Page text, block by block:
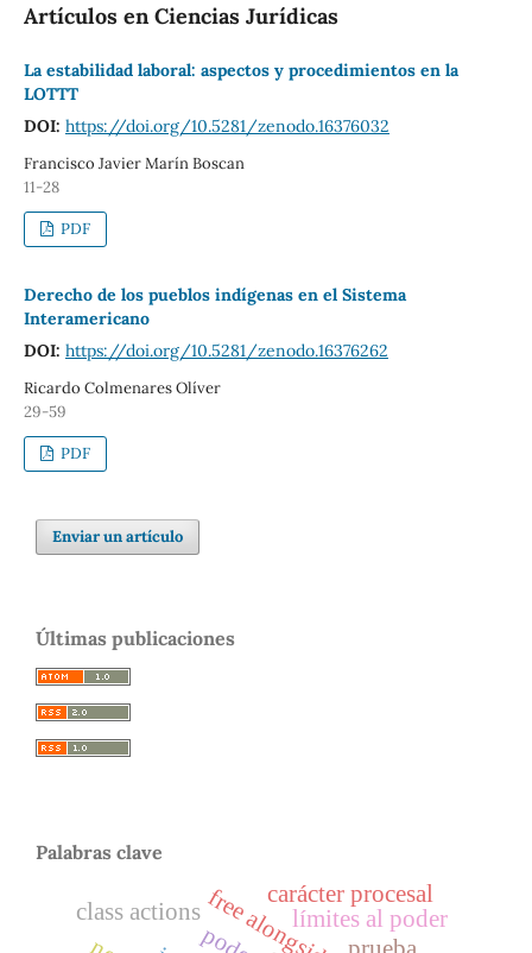
Artículos en Ciencias Jurídicas
La estabilidad laboral: aspectos y procedimientos en la
LOTTT
DOI: https://doi.org/10.5281/zenodo.16376032
Francisco Javier Marín Boscan
11-28
PDF
Derecho de los pueblos indígenas en el Sistema
Interamericano
DOI: https://doi.org/10.5281/zenodo.16376262
Ricardo Colmenares Olíver
29-59
PDF
Enviar un artículo
Últimas publicaciones
Palabras clave
carácter procesal
límites al poder
class actions